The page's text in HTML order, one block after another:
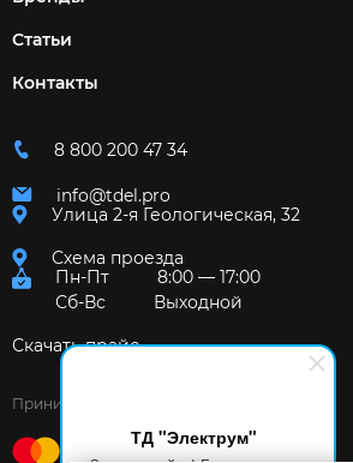
ТД "Электрум"
Статьи
Контакты
8 800 200 47 34
info@tdel.pro
Улица 2-я Геологическая, 32
Схема проезда
Пн-Пт
8:00 — 17:00
Сб-Вс
Выходной
Скачать прайс
Принимаем к оплате: